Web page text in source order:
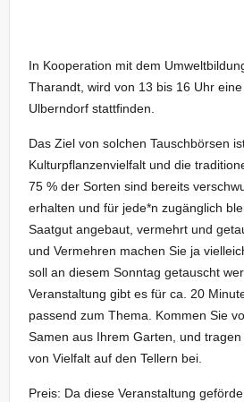
In Kooperation mit dem
Tharandt, wird von 13 bis 16 Uhr
Ulberndorf stattfinden.
Das Ziel von solchen Tauschbörsen
Kulturpflanzenvielfalt und die
75 % der Sorten sind bereits
erhalten und für jede*n zugänglich
Saatgut angebaut, vermehrt und
und Vermehren machen Sie ja
soll an diesem Sonntag getauscht
Veranstaltung gibt es für ca. 20
passend zum Thema. Kommen Sie
Samen aus Ihrem Garten, und
von Vielfalt auf den Tellern bei.
Preis: Da diese Veranstaltung